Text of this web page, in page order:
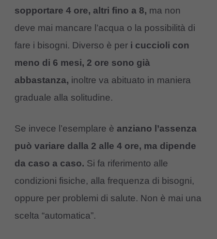
sopportare 4 ore, altri fino a 8, ma non
deve mai mancare l’acqua o la possibilità di
fare i bisogni. Diverso è per i cuccioli con
meno di 6 mesi, 2 ore sono già
abbastanza, inoltre va abituato in maniera
graduale alla solitudine.
Se invece l’esemplare è anziano l’assenza
può variare dalla 2 alle 4 ore, ma dipende
da caso a caso. Si fa riferimento alle
condizioni fisiche, alla frequenza di bisogni,
oppure per problemi di salute. Non è mai una
scelta “automatica”.